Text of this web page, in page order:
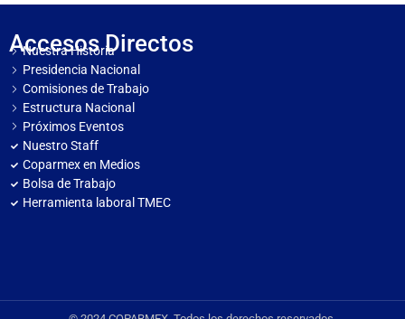
Accesos Directos
Nuestra Historia
Presidencia Nacional
Comisiones de Trabajo
Estructura Nacional
Próximos Eventos
Nuestro Staff
Coparmex en Medios
Bolsa de Trabajo
Herramienta laboral TMEC